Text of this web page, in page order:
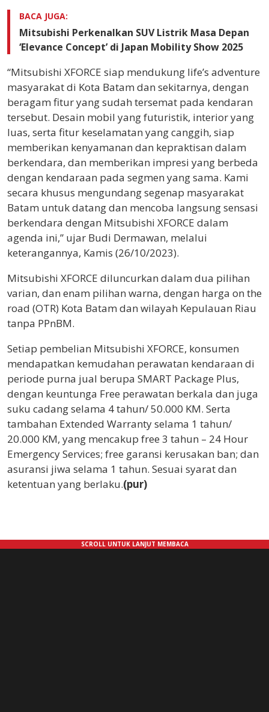
BACA JUGA:
Mitsubishi Perkenalkan SUV Listrik Masa Depan
‘Elevance Concept’ di Japan Mobility Show 2025
“Mitsubishi XFORCE siap mendukung life’s adventure
masyarakat di Kota Batam dan sekitarnya, dengan
beragam fitur yang sudah tersemat pada kendaran
tersebut. Desain mobil yang futuristik, interior yang
luas, serta fitur keselamatan yang canggih, siap
memberikan kenyamanan dan kepraktisan dalam
berkendara, dan memberikan impresi yang berbeda
dengan kendaraan pada segmen yang sama. Kami
secara khusus mengundang segenap masyarakat
Batam untuk datang dan mencoba langsung sensasi
berkendara dengan Mitsubishi XFORCE dalam
agenda ini,” ujar Budi Dermawan, melalui
keterangannya, Kamis (26/10/2023).
Mitsubishi XFORCE diluncurkan dalam dua pilihan
varian, dan enam pilihan warna, dengan harga on the
road (OTR) Kota Batam dan wilayah Kepulauan Riau
tanpa PPnBM.
Setiap pembelian Mitsubishi XFORCE, konsumen
mendapatkan kemudahan perawatan kendaraan di
periode purna jual berupa SMART Package Plus,
dengan keuntunga Free perawatan berkala dan juga
suku cadang selama 4 tahun/ 50.000 KM. Serta
tambahan Extended Warranty selama 1 tahun/
20.000 KM, yang mencakup free 3 tahun – 24 Hour
Emergency Services; free garansi kerusakan ban; dan
asuransi jiwa selama 1 tahun. Sesuai syarat dan
ketentuan yang berlaku.(pur)